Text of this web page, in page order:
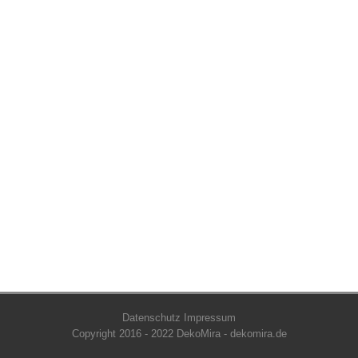
Datenschutz
Impressum
Copyright 2016 - 2022 DekoMira - dekomira.de